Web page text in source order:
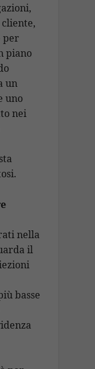
per
piano
un
uno
nei
nella
il
basse